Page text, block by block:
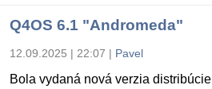
Q4OS 6.1 "Andromeda"
12.09.2025 | 22:07 | Pavel
Bola vydaná nová verzia distribúcie